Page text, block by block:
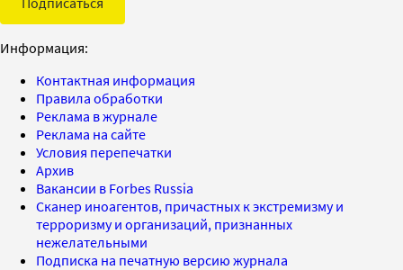
Информация:
Контактная информация
Правила обработки
Реклама в журнале
Реклама на сайте
Условия перепечатки
Архив
Вакансии в Forbes Russia
Сканер иноагентов, причастных к экстремизму и
терроризму и организаций, признанных
нежелательными
Подписка на печатную версию журнала